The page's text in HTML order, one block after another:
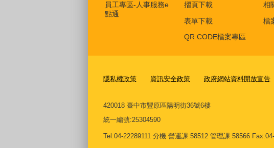
員工專區-人事服務e
點通
摺頁下載
表單下載
QR CODE檔案專區
相
檔
隱私權政策 資訊安全政策 政府網站資料開放宣告
420018 臺中市豐原區陽明街36號6樓
統一編號:25304590
Tel:04-22289111 分機 營運課:58512 管理課:58566